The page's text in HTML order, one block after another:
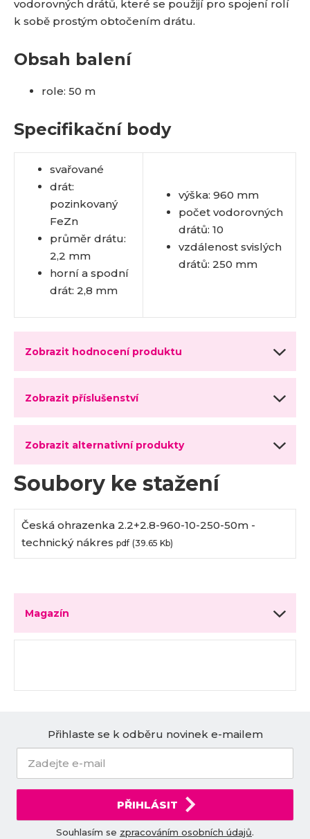
vodorovných drátů, které se použijí pro spojení rolí
k sobě prostým obtočením drátu.
Obsah balení
role: 50 m
Specifikační body
svařované
drát:
pozinkovaný
FeZn
průměr drátu:
2,2 mm
horní a spodní
drát: 2,8 mm
výška: 960 mm
počet vodorovných
drátů: 10
vzdálenost svislých
drátů: 250 mm
Zobrazit hodnocení produktu
Zobrazit příslušenství
Zobrazit alternativní produkty
Soubory ke stažení
Česká ohrazenka 2.2+2.8-960-10-250-50m -
technický nákres pdf (39.65 Kb)
Magazín
Přihlaste se k odběru novinek e-mailem
PŘIHLÁSIT
Souhlasím se zpracováním osobních údajů.